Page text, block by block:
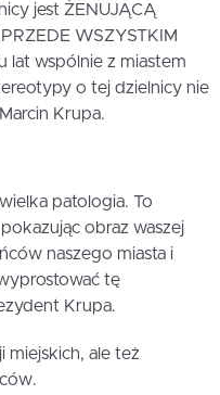
jest ŻENUJĄCĄ
WSZYSTKIM
lat wspólnie z miastem
o tej dzielnicy nie
Krupa.
patologia. To
obraz waszej
naszego miasta i
tę
Krupa.
miejskich, ale też